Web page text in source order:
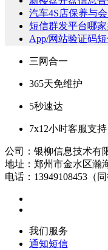
汽车4S店保养与会
短信群发平台哪家
App/网站验证码短
三网合一
365天免维护
5秒速达
7x12小时客服支持
公司：银柳信息技术有
地址：郑州市金水区瀚
电话：13949108453（同
我们服务
通知短信